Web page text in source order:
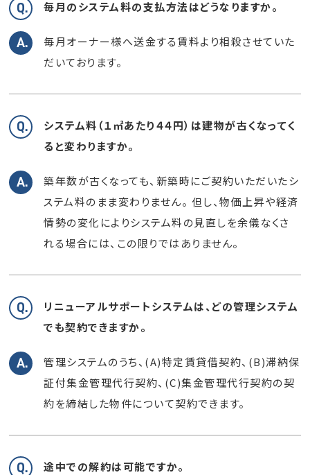
毎月のシステム料の支払方法はどうなりますか。
毎月オーナー様へ送金する賃料より相殺させていた
だいております。
システム料（１㎡あたり４４円）は建物が古くなってく
ると変わりますか。
築年数が古くなっても、新築時にご契約いただいたシ
ステム料のまま変わりません。 但し、物価上昇や経済
情勢の変化によりシステム料の見直しを余儀なくさ
れる場合には、この限りではありません。
リニューアルサポートシステムは、どの管理システム
でも契約できますか。
管理システムのうち、(A)特定賃貸借契約、(B)滞納保
証付集金管理代行契約、 (C)集金管理代行契約の契
約を締結した物件について契約できます。
途中での解約は可能ですか。